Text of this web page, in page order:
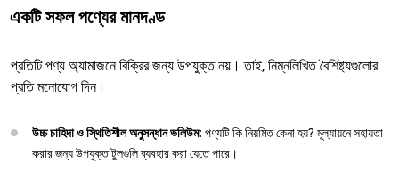
একটি সফল পণ্যের মানদণ্ড
প্রতিটি পণ্য অ্যামাজনে বিক্রির জন্য উপযুক্ত নয়। তাই, নিম্নলিখিত বৈশিষ্ট্যগুলোর
প্রতি মনোযোগ দিন।
উচ্চ চাহিদা ও স্থিতিশীল অনুসন্ধান ভলিউম: পণ্যটি কি নিয়মিত কেনা হয়? মূল্যায়নে সহায়তা
করার জন্য উপযুক্ত টুলগুলি ব্যবহার করা যেতে পারে।